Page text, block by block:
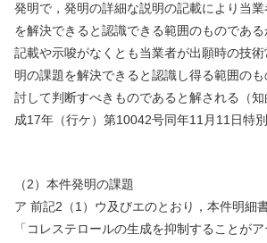
発明で，発明の詳細な説明の記載により当
を解決できると認識できる範囲のものであ
記載や示唆がなくとも当業者が出願時の技
明の課題を解決できると認識し得る範囲の
討して判断すべきものであると解される（
成17年（行ケ）第10042号同年11月 11日特
（2）本件発明の課題
ア 前記2 （1 ）ウ及びエのとおり，本件明細
「コレステロールの生成を抑制することが